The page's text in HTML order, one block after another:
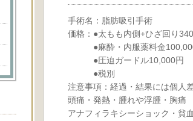
手術名：脂肪吸引手術
価格：●太もも内側+ひざ回り
●麻酔・内服薬料金
●圧迫ガードル10,000円
●税別
注意事項：経過・結果には個人
頭痛・発熱・腫れや浮腫・胸痛
アナフィラキシーショック・貧血